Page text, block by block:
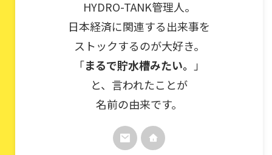
HYDRO-TANK管理人。
日本経済に関連する出来事を
ストックするのが大好き。
「まるで貯水槽みたい。
」
と、言われたことが
名前の由来です。